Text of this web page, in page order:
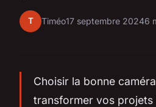
T Timéo17 septembre 20246
Choisir la bonne
transformer vos projets